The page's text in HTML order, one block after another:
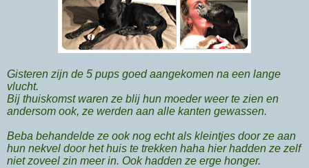
Gisteren zijn de 5 pups goed aangekomen na een lange
vlucht.
Bij thuiskomst waren ze blij hun moeder weer te zien en
andersom ook, ze werden aan alle kanten gewassen.
Beba behandelde ze ook nog echt als kleintjes door ze aan
hun nekvel door het huis te trekken haha hier hadden ze zelf
niet zoveel zin meer in. Ook hadden ze erge honger.